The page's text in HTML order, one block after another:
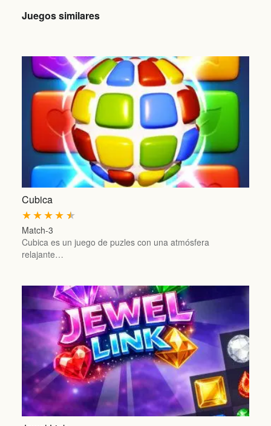
Juegos similares
Cubica
★
★
★
★
★
Match-3
Cubica es un juego de puzles con una atmósfera
relajante…